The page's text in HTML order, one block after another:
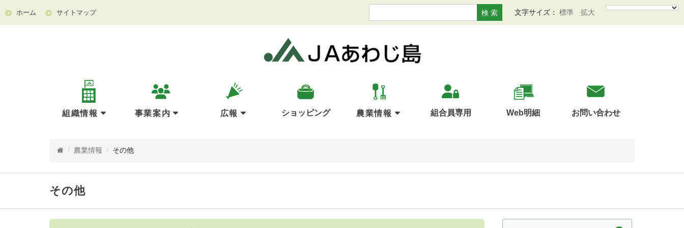
ホーム サイトマップ 検 索 文字サイズ：標準 拡大
組織情報 事業案内 広報 ショッピング 農業情報 組合員専用 Web明細 お問い合わせ
/ 農業情報 / その他
その他